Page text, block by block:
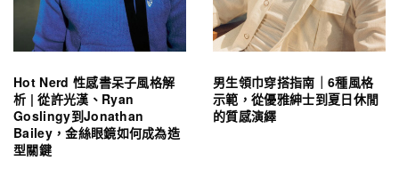
Hot Nerd 性感書呆子風格解
析 | 從許光漢、Ryan
Goslingy到Jonathan
Bailey，金絲眼鏡如何成為造
型關鍵
男生領巾穿搭指南｜6種風格
示範，從優雅紳士到夏日休閒
的質感演繹